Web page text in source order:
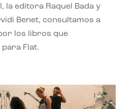
la editora Raquel Bada y
Benet, consultamos a
los libros que
Flat.